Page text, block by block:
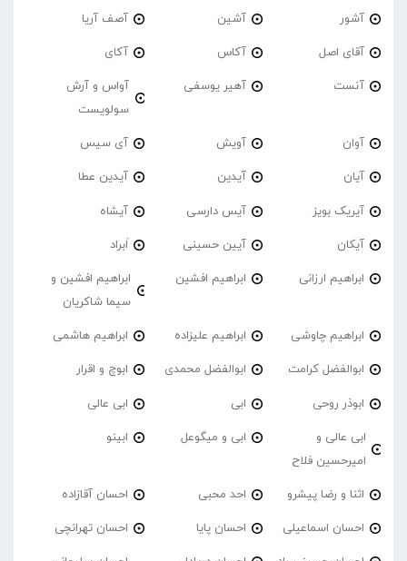
آشور آشین آصف آریا
آقای اصل آکاس آکای
آنست آهیر یوسفی
آواس و آرش
سولویست
آوان آویش آی سیس
آیان آیدین آیدین عطا
آیریک بویز آیس دارسی آیشاه
آیکان آیین حسینی اَبراد
ابراهیم ارزانی ابراهیم افشین
ابراهیم افشین و
سیما شاکریان
ابراهیم چاوشی ابراهیم علیزاده ابراهیم هاشمی
ابوالفضل کرامت ابوالفضل محمدی ابوچ و اقرار
ابوذر روحی ابی ابی عالی
ابی عالی و
امیرحسین فلاح
ابی و میگوعل ابینو
اثنا و رضا پیشرو احد محبی احسان آقازاده
احسان اسماعیلی احسان پایا احسان تهرانچی